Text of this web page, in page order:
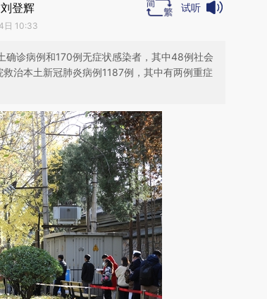
登辉
日 10:33
试听
诊病例和170例无症状感染者，其中48例社会
治本土新冠肺炎病例1187例，其中有两例重症